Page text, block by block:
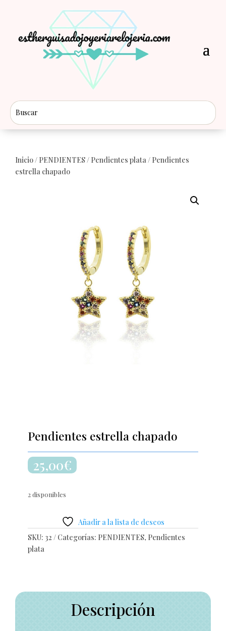
Inicio/ PENDIENTES/ Pendientes plata/ Pendientes
estrella chapado
Pendientes estrella chapado
25,00€
2 disponibles
Añadir a la lista de deseos
SKU: 32 Categorías: PENDIENTES, Pendientes
plata
Descripción